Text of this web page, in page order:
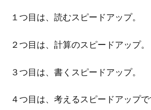
１つ目は、読むスピードアップ。
２つ目は、計算のスピードアップ。
３つ目は、書くスピードアップ。
４つ目は、考えるスピードアップで